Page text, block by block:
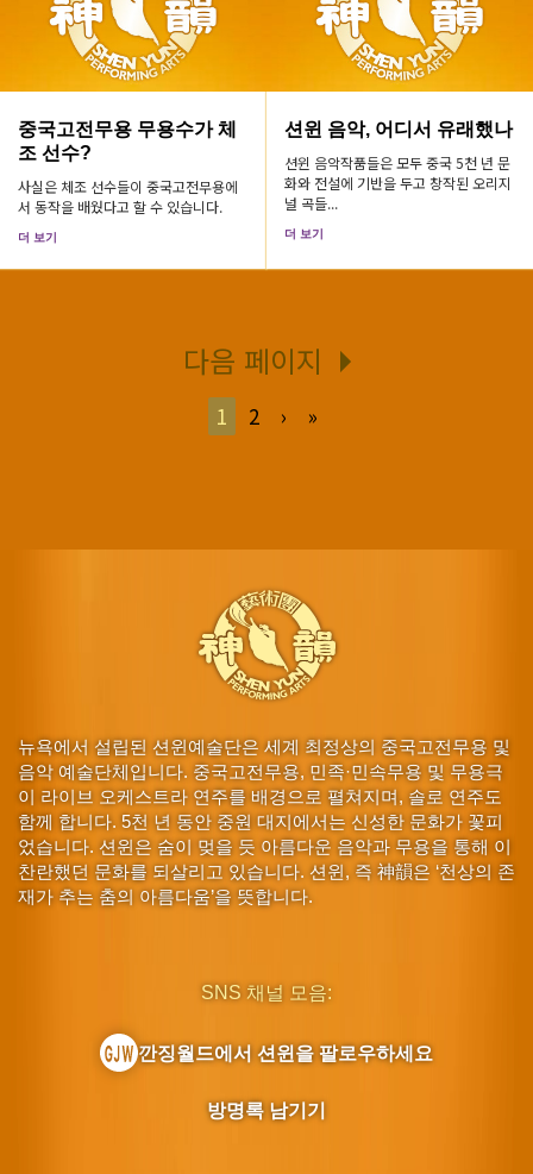
중국고전무용 무용수가 체
조 선수?
사실은 체조 선수들이 중국고전무용에
서 동작을 배웠다고 할 수 있습니다.
더 보기
션윈 음악, 어디서 유래했나
션윈 음악작품들은 모두 중국 5천 년 문
화와 전설에 기반을 두고 창작된 오리지
널 곡들...
더 보기
다음 페이지
1 2 › »
뉴욕에서 설립된 션윈예술단은 세계 최정상의 중국고전무용 및
음악 예술단체입니다. 중국고전무용, 민족·민속무용 및 무용극
이 라이브 오케스트라 연주를 배경으로 펼쳐지며, 솔로 연주도
함께 합니다. 5천 년 동안 중원 대지에서는 신성한 문화가 꽃피
었습니다. 션윈은 숨이 멎을 듯 아름다운 음악과 무용을 통해 이
찬란했던 문화를 되살리고 있습니다. 션윈, 즉 神韻은 ‘천상의 존
재가 추는 춤의 아름다움’을 뜻합니다.
SNS 채널 모음:
깐징월드에서 션윈을 팔로우하세요
방명록 남기기